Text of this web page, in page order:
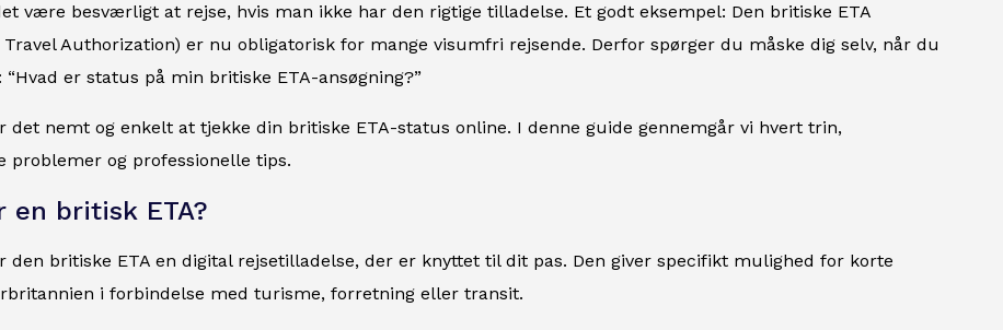
være besværligt at rejse, hvis man ikke har den rigtige tilladelse. Et godt eksempel: Den britiske ETA
Authorization) er nu obligatorisk for mange visumfri rejsende. Derfor spørger du måske dig selv, når du
“Hvad er status på min britiske ETA-ansøgning?”
det nemt og enkelt at tjekke din britiske ETA-status online. I denne guide gennemgår vi hvert trin,
problemer og professionelle tips.
en britisk ETA?
den britiske ETA en digital rejsetilladelse, der er knyttet til dit pas. Den giver specifikt mulighed for korte
i forbindelse med turisme, forretning eller transit.